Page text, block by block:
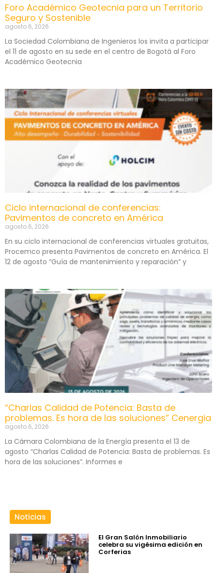
Foro Académico Geotecnia para un Territorio
Seguro y Sostenible
agosto 6, 2026
La Sociedad Colombiana de Ingenieros los invita a participar
el 11 de agosto en su sede en el centro de Bogotá al Foro
Académico Geotecnia
Ciclo internacional de conferencias:
Pavimentos de concreto en América
agosto 6, 2026
En su ciclo internacional de conferencias virtuales gratuitas,
Procemco presenta Pavimentos de concreto en América. El
12 de agosto “Guía de mantenimiento y reparación” y
“Charlas Calidad de Potencia: Basta de
problemas. Es hora de las soluciones” Cenergia
agosto 6, 2026
La Cámara Colombiana de la Energía presenta el 13 de
agosto “Charlas Calidad de Potencia: Basta de problemas. Es
hora de las soluciones”. Informes e
Noticias
El Gran Salón Inmobiliario
celebra su vigésima edición en
Corferias